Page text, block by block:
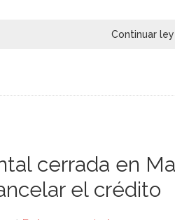
Continuar
cerrada en
el crédito